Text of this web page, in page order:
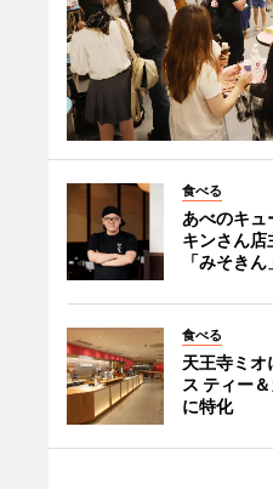
食べる
あべのキュ
キンさん店
「みそき
食べる
天王寺ミオ
ス ティー
に特化